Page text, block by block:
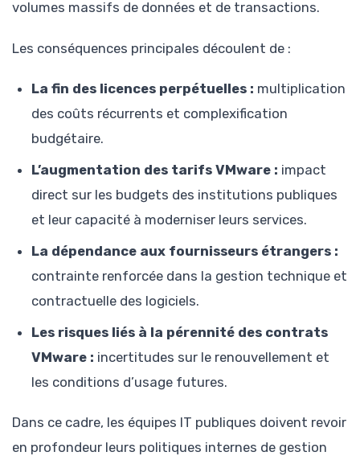
volumes massifs de données et de transactions.
Les conséquences principales découlent de :
La fin des licences perpétuelles : multiplication
des coûts récurrents et complexification
budgétaire.
L’augmentation des tarifs VMware : impact
direct sur les budgets des institutions publiques
et leur capacité à moderniser leurs services.
La dépendance aux fournisseurs étrangers :
contrainte renforcée dans la gestion technique et
contractuelle des logiciels.
Les risques liés à la pérennité des contrats
VMware : incertitudes sur le renouvellement et
les conditions d’usage futures.
Dans ce cadre, les équipes IT publiques doivent revoir
en profondeur leurs politiques internes de gestion